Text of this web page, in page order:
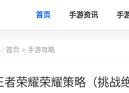
首页 手游资讯 手
首页 > 手游攻略
者荣耀荣耀策略（挑战